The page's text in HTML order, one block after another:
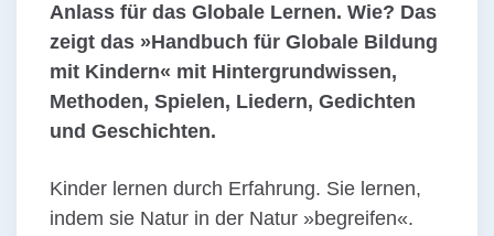
Anlass für das Globale Lernen. Wie? Das
zeigt das »Handbuch für Globale Bildung
mit Kindern« mit Hintergrundwissen,
Methoden, Spielen, Liedern, Gedichten
und Geschichten.
Kinder lernen durch Erfahrung. Sie lernen,
indem sie Natur in der Natur »begreifen«.